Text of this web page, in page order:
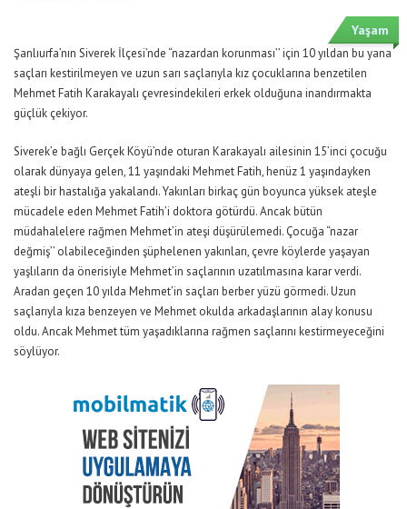
Yaşam
Şanlıurfa’nın Siverek İlçesi’nde “nazardan korunması’’ için 10 yıldan bu yana
saçları kestirilmeyen ve uzun sarı saçlarıyla kız çocuklarına benzetilen
Mehmet Fatih Karakayalı çevresindekileri erkek olduğuna inandırmakta
güçlük çekiyor.
Siverek’e bağlı Gerçek Köyü’nde oturan Karakayalı ailesinin 15’inci çocuğu
olarak dünyaya gelen, 11 yaşındaki Mehmet Fatih, henüz 1 yaşındayken
ateşli bir hastalığa yakalandı. Yakınları birkaç gün boyunca yüksek ateşle
mücadele eden Mehmet Fatih’i doktora götürdü. Ancak bütün
müdahalelere rağmen Mehmet’in ateşi düşürülemedi. Çocuğa “nazar
değmiş’’ olabileceğinden şüphelenen yakınları, çevre köylerde yaşayan
yaşlıların da önerisiyle Mehmet’in saçlarının uzatılmasına karar verdi.
Aradan geçen 10 yılda Mehmet’in saçları berber yüzü görmedi. Uzun
saçlarıyla kıza benzeyen ve Mehmet okulda arkadaşlarının alay konusu
oldu. Ancak Mehmet tüm yaşadıklarına rağmen saçlarını kestirmeyeceğini
söylüyor.